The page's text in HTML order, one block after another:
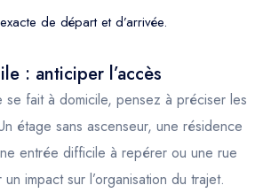
de départ et d’arrivée.
: anticiper l’accès
se fait à domicile, pensez à préciser les
étage sans ascenseur, une résidence
entrée difficile à repérer ou une rue
impact sur l’organisation du trajet.